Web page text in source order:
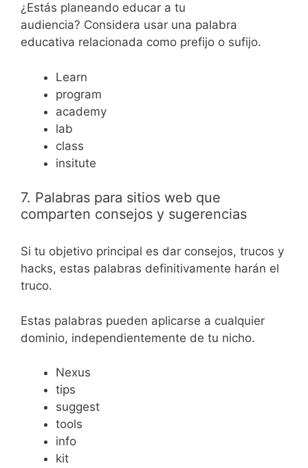
¿Estás planeando educar a tu
audiencia? Considera usar una palabra
educativa relacionada como prefijo o sufijo.
Learn
program
academy
lab
class
insitute
7. Palabras para sitios web que
comparten consejos y sugerencias
Si tu objetivo principal es dar consejos, trucos y
hacks, estas palabras definitivamente harán el
truco.
Estas palabras pueden aplicarse a cualquier
dominio, independientemente de tu nicho.
Nexus
tips
suggest
tools
info
kit